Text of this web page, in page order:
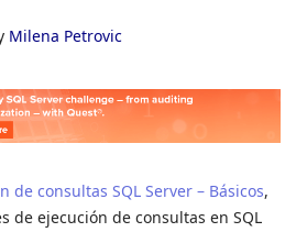
Milena Petrovic
de consultas SQL Server – Básicos,
de ejecución de consultas en SQL